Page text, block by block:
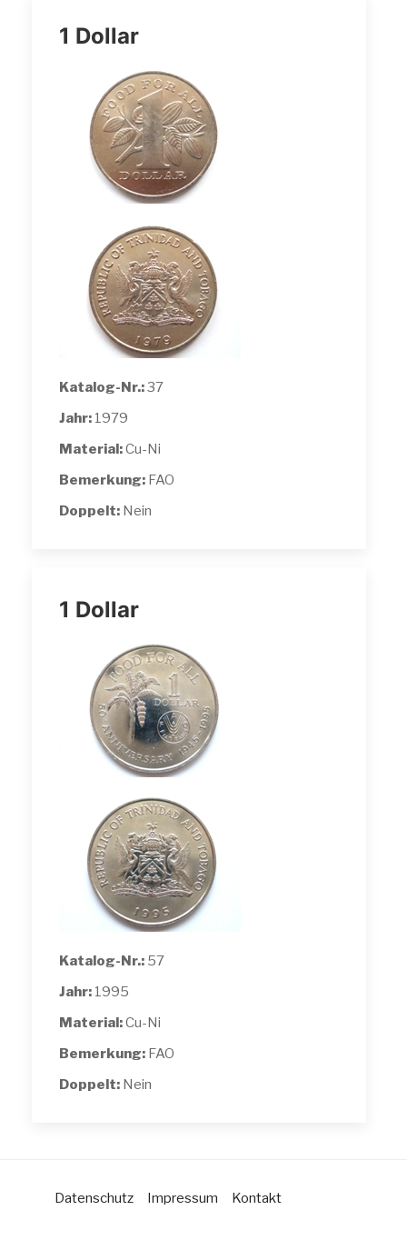
1 Dollar
Katalog-Nr.:37
Jahr: 1979
Material:Cu-Ni
Bemerkung: FAO
Doppelt: Nein
1 Dollar
Katalog-Nr.: 57
Jahr: 1995
Material:Cu-Ni
Bemerkung: FAO
Doppelt: Nein
Datenschutz Impressum Kontakt